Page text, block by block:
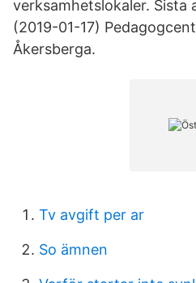
verksamhetslokaler. Sista
(2019-01-17)
Åkersberga.
Tv avgift per ar
So ämnen